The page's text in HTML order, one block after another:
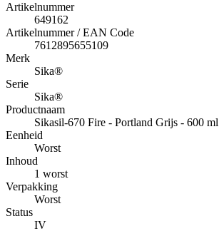
Artikelnummer
649162
Artikelnummer / EAN Code
7612895655109
Merk
Sika®
Serie
Sika®
Productnaam
Sikasil-670 Fire - Portland Grijs - 600 ml
Eenheid
Worst
Inhoud
1 worst
Verpakking
Worst
Status
IV